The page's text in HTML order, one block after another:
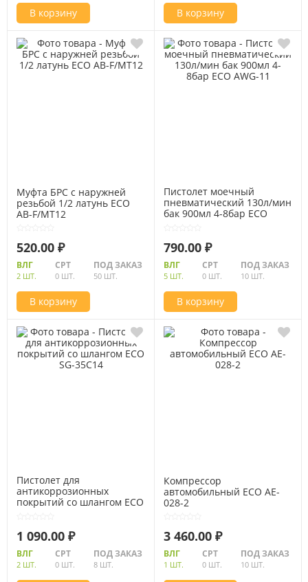
В корзину В корзину
Муфта БРС с наружней
резьбой 1/2 латунь ECO
AB-F/MT12
520.00 ₽
ВЛГ
2 ШТ.
СРТ
0 ШТ.
ПОД ЗАКАЗ
50 ШТ.
В корзину
Пистолет моечный
пневматический 130л/мин
бак 900мл 4-8бар ECO
790.00 ₽
ВЛГ
5 ШТ.
СРТ
0 ШТ.
ПОД ЗАКАЗ
10 ШТ.
В корзину
Пистолет для
антикоррозионных
покрытий со шлангом ECO
1 090.00 ₽
ВЛГ
2 ШТ.
СРТ
0 ШТ.
ПОД ЗАКАЗ
8 ШТ.
Компрессор
автомобильный ECO AE-
028-2
3 460.00 ₽
ВЛГ
1 ШТ.
СРТ
0 ШТ.
ПОД ЗАКАЗ
10 ШТ.